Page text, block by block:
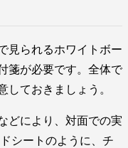
見られるホワイトボー
箋が必要です。全体で
しておきましょう。
どにより、対面での実
シートのように、チ